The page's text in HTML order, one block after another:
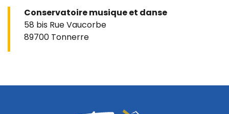
Conservatoire musique et danse
58 bis Rue Vaucorbe
89700 Tonnerre